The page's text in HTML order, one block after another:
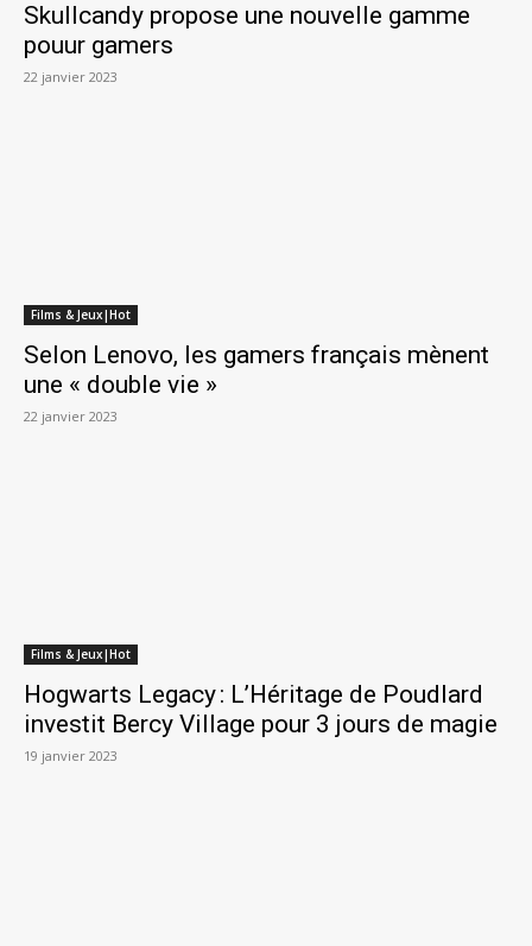
Skullcandy propose une nouvelle gamme
pouur gamers
22 janvier 2023
Films & Jeux|Hot
Selon Lenovo, les gamers français mènent
une « double vie »
22 janvier 2023
Films & Jeux|Hot
Hogwarts Legacy : L’Héritage de Poudlard
investit Bercy Village pour 3 jours de magie
19 janvier 2023